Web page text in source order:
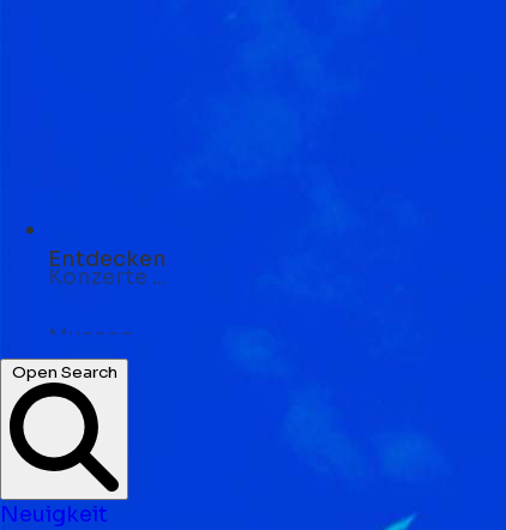
Entdecken
Museen ...
Neuigkeit
Veranstaltungen